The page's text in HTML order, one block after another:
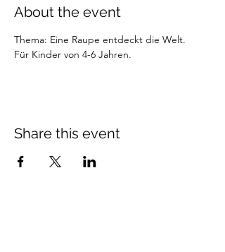
About the event
Thema: Eine Raupe entdeckt die Welt.
Für Kinder von 4-6 Jahren.
Share this event